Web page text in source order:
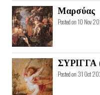
Μαρσύας
Posted on 10 Nov
ΣΥΡΙΓΓΑ
Posted on 31 Oct